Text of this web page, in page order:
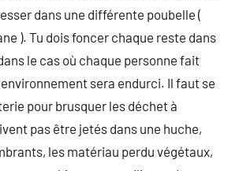
dans une différente poubelle (
). Tu dois foncer chaque reste dans
le cas où chaque personne fait
sera endurci. Il faut se
pour brusquer les déchet à
pas être jetés dans une huche,
les matériau perdu végétaux,